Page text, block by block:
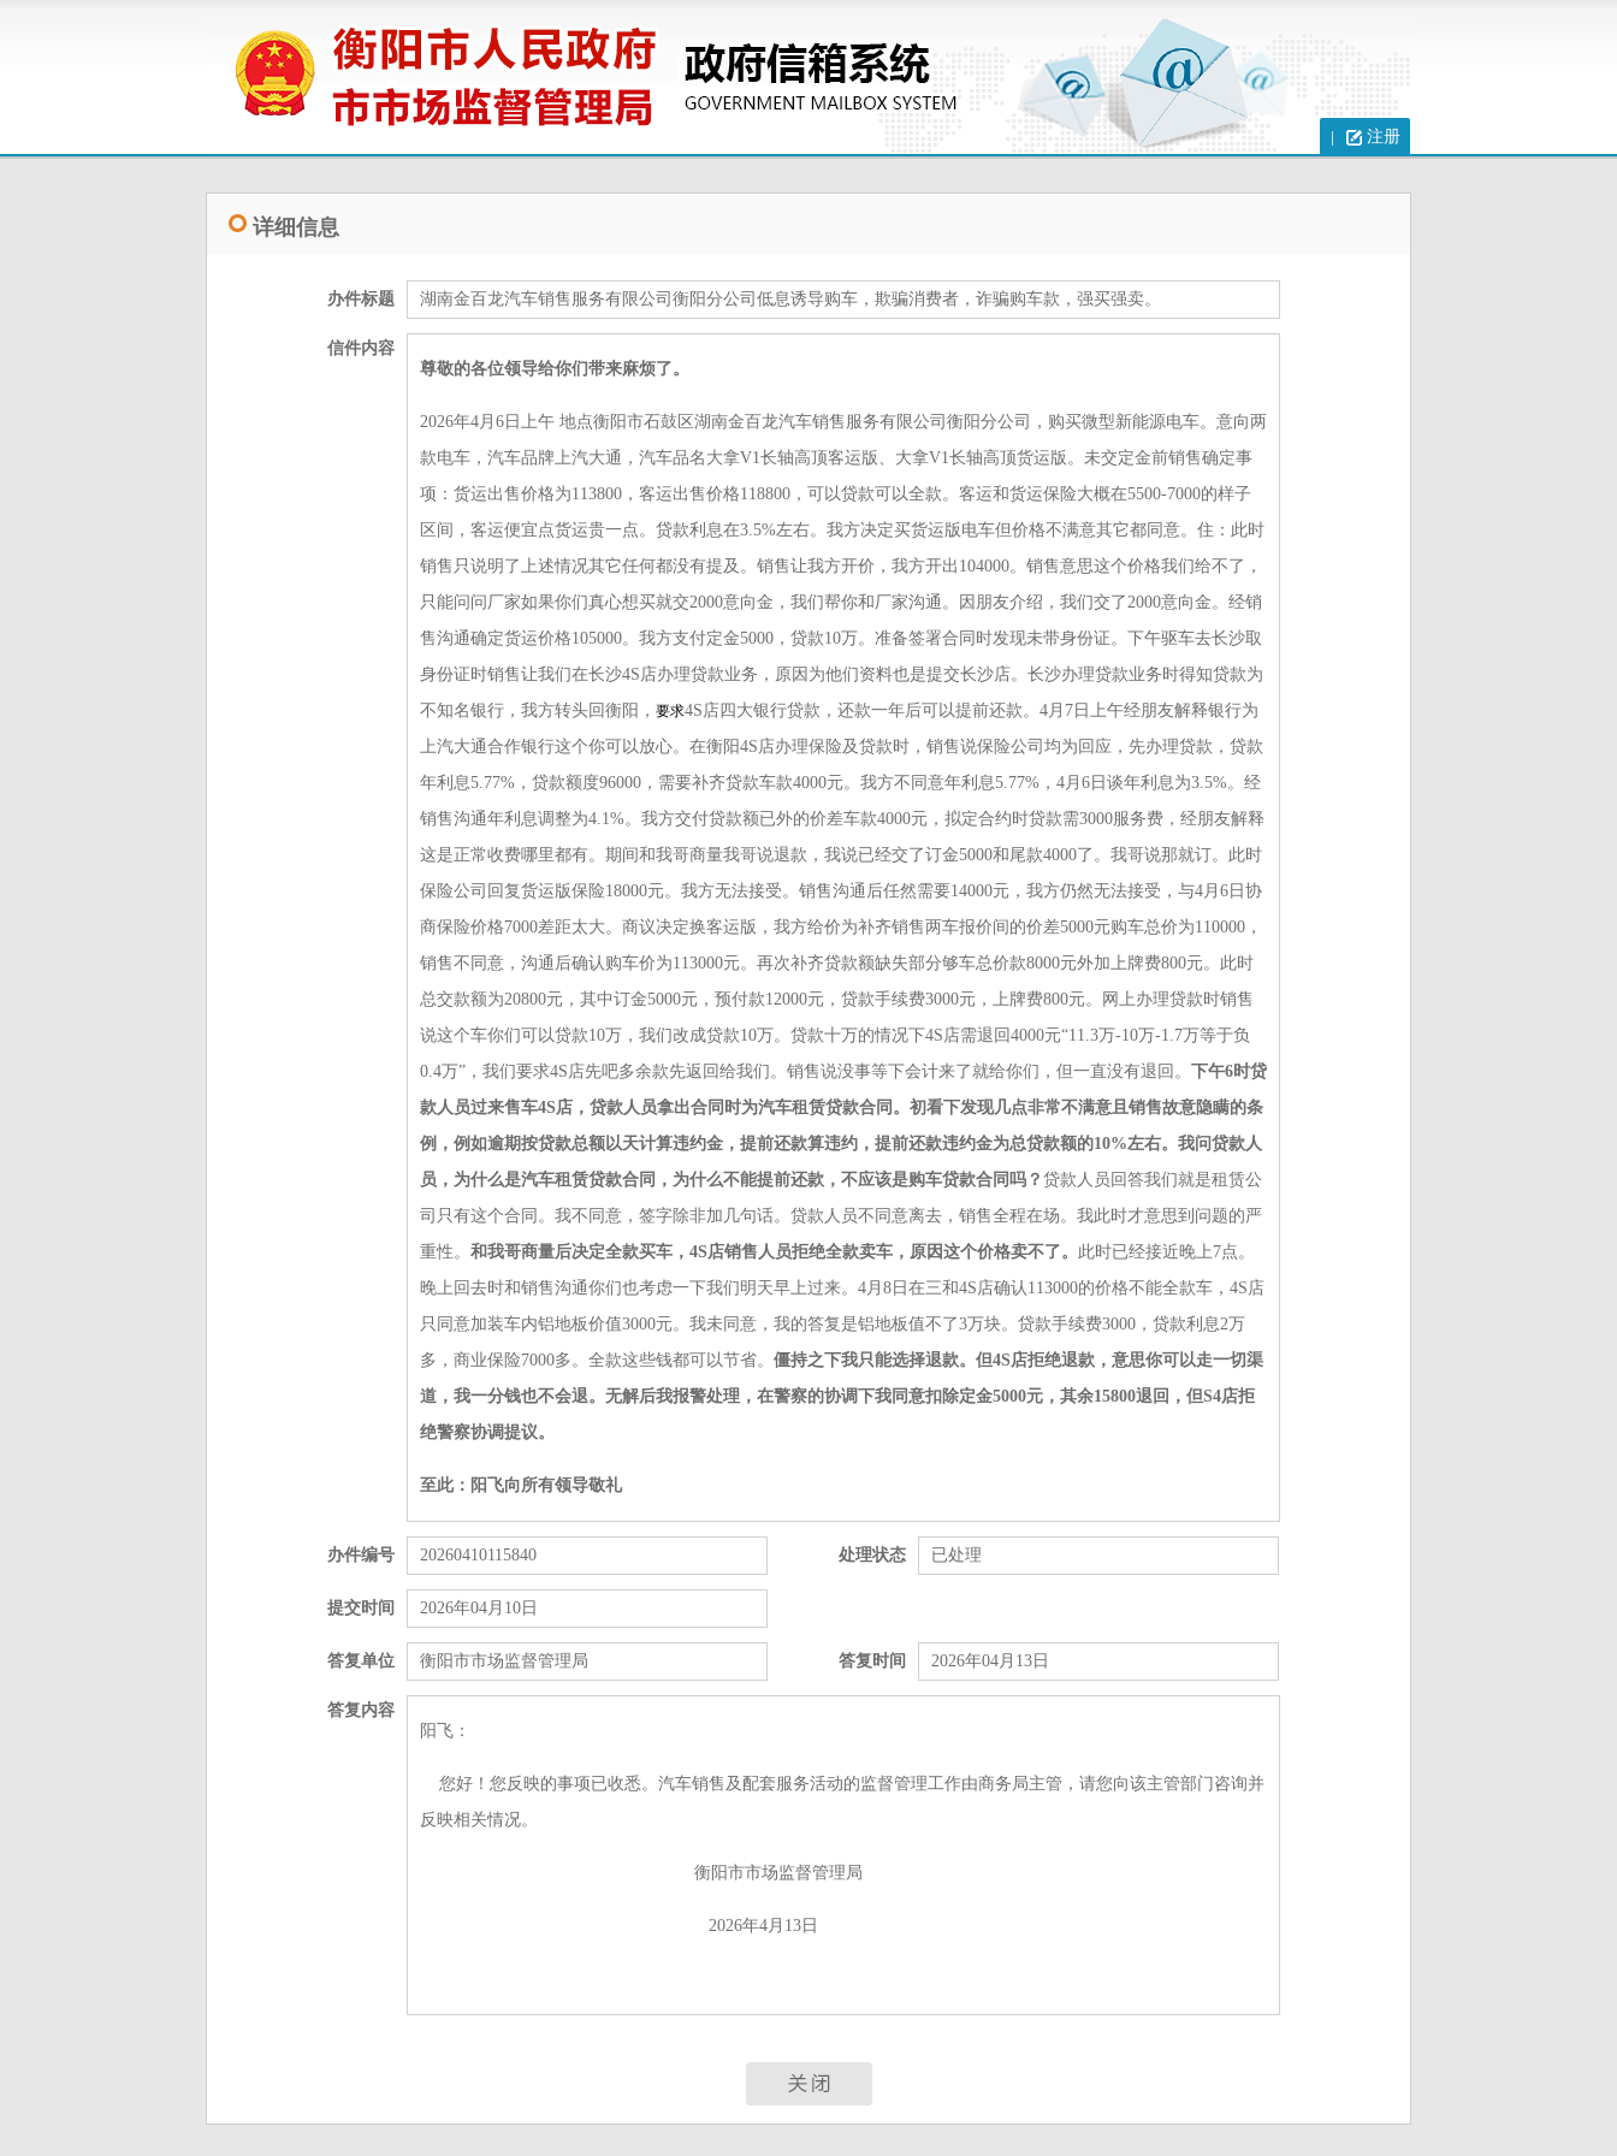
注册
详细信息
办件标题 湖南金百龙汽车销售服务有限公司衡阳分公司低息诱导购车，欺骗消费者，诈骗购车款，强买强卖。
信件内容
尊敬的各位领导给你们带来麻烦了。
2026年4月6日上午 地点衡阳市石鼓区湖南金百龙汽车销售服务有限公司衡阳分公司，购买微型新能源电车。意向两
款电车，汽车品牌上汽大通，汽车品名大拿V1长轴高顶客运版、大拿V1长轴高顶货运版。未交定金前销售确定事
项：货运出售价格为113800，客运出售价格118800，可以贷款可以全款。客运和货运保险大概在5500-7000的样子
区间，客运便宜点货运贵一点。贷款利息在3.5%左右。我方决定买货运版电车但价格不满意其它都同意。住：此时
销售只说明了上述情况其它任何都没有提及。销售让我方开价，我方开出104000。销售意思这个价格我们给不了，
只能问问厂家如果你们真心想买就交2000意向金，我们帮你和厂家沟通。因朋友介绍，我们交了2000意向金。经销
售沟通确定货运价格105000。我方支付定金5000，贷款10万。准备签署合同时发现未带身份证。下午驱车去长沙取
身份证时销售让我们在长沙4S店办理贷款业务，原因为他们资料也是提交长沙店。长沙办理贷款业务时得知贷款为
不知名银行，我方转头回衡阳， 要求4S店四大银行贷款，还款一年后可以提前还款。4月7日上午经朋友解释银行为
上汽大通合作银行这个你可以放心。在衡阳4S店办理保险及贷款时，销售说保险公司均为回应，先办理贷款，贷款
年利息5.77%，贷款额度96000，需要补齐贷款车款4000元。我方不同意年利息5.77%，4月6日谈年利息为3.5%。经
销售沟通年利息调整为4.1%。我方交付贷款额已外的价差车款4000元，拟定合约时贷款需3000服务费，经朋友解释
这是正常收费哪里都有。期间和我哥商量我哥说退款，我说已经交了订金5000和尾款4000了。我哥说那就订。此时
保险公司回复货运版保险18000元。我方无法接受。销售沟通后任然需要14000元，我方仍然无法接受，与4月6日协
商保险价格7000差距太大。商议决定换客运版，我方给价为补齐销售两车报价间的价差5000元购车总价为110000，
销售不同意，沟通后确认购车价为113000元。再次补齐贷款额缺失部分够车总价款8000元外加上牌费800元。此时
总交款额为20800元，其中订金5000元，预付款12000元，贷款手续费3000元，上牌费800元。网上办理贷款时销售
说这个车你们可以贷款10万，我们改成贷款10万。贷款十万的情况下4S店需退回4000元“11.3万-10万-1.7万等于负
0.4万”，我们要求4S店先吧多余款先返回给我们。销售说没事等下会计来了就给你们，但一直没有退回。 下午6时贷
款人员过来售车4S店，贷款人员拿出合同时为汽车租赁贷款合同。初看下发现几点非常不满意且销售故意隐瞒的条
例，例如逾期按贷款总额以天计算违约金，提前还款算违约，提前还款违约金为总贷款额的10%左右。我问贷款人
员，为什么是汽车租赁贷款合同，为什么不能提前还款，不应该是购车贷款合同吗？ 贷款人员回答我们就是租赁公
司只有这个合同。我不同意，签字除非加几句话。贷款人员不同意离去，销售全程在场。我此时才意思到问题的严
重性。 和我哥商量后决定全款买车，4S店销售人员拒绝全款卖车，原因这个价格卖不了。 此时已经接近晚上7点。
晚上回去时和销售沟通你们也考虑一下我们明天早上过来。4月8日在三和4S店确认113000的价格不能全款车，4S店
只同意加装车内铝地板价值3000元。我未同意，我的答复是铝地板值不了3万块。贷款手续费3000，贷款利息2万
多，商业保险7000多。全款这些钱都可以节省。 僵持之下我只能选择退款。但4S店拒绝退款，意思你可以走一切渠
道，我一分钱也不会退。无解后我报警处理，在警察的协调下我同意扣除定金5000元，其余15800退回，但S4店拒
绝警察协调提议。
至此：阳飞向所有领导敬礼
办件编号 20260410115840 处理状态 已处理
提交时间 2026年04月10日
答复单位 衡阳市市场监督管理局 答复时间 2026年04月13日
答复内容
阳飞：
您好！您反映的事项已收悉。汽车销售及配套服务活动的监督管理工作由商务局主管，请您向该主管部门咨询并
反映相关情况。
衡阳市市场监督管理局
2026年4月13日